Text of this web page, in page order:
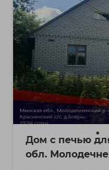
Дом с печью
обл.